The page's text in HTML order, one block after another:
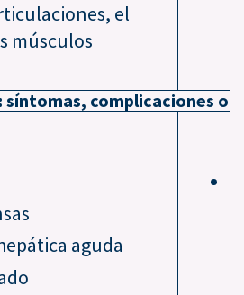
el
músculos
complicaciones o
aguda